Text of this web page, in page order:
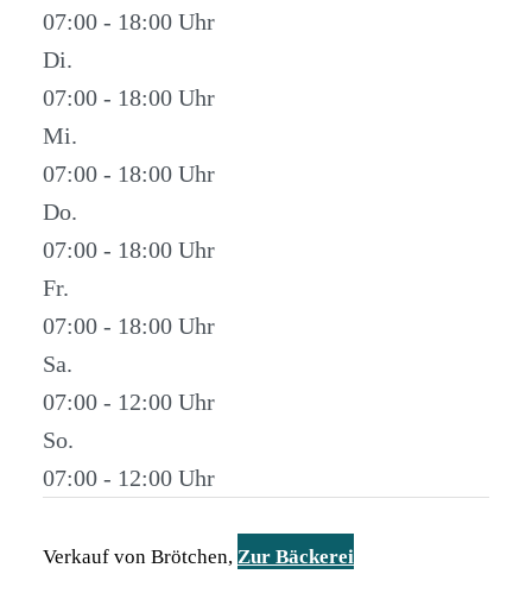
07:00 - 18:00
Di.
07:00 - 18:00
Mi.
07:00 - 18:00
Do.
07:00 - 18:00
Fr.
07:00 - 18:00
Sa.
07:00 - 12:00
So.
07:00 - 12:00
Verkauf von Brötchen, Zur Bäckerei